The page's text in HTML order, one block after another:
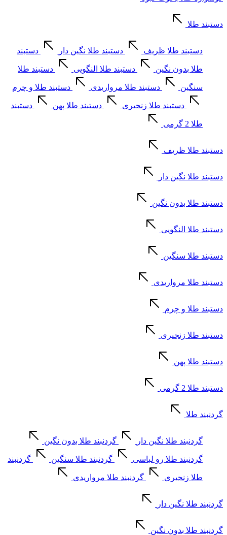
دستبند طلا
دستبند طلا ظریف دستبند طلا نگین دار دستبند
طلا بدون نگین دستبند طلا النگویی دستبند طلا
سنگین دستبند طلا مرواریدی دستبند طلا و چرم
دستبند طلا زنجیری دستبند طلا پهن دستبند
طلا 2 گرمی
دستبند طلا ظریف
دستبند طلا نگین دار
دستبند طلا بدون نگین
دستبند طلا النگویی
دستبند طلا سنگین
دستبند طلا مرواریدی
دستبند طلا و چرم
دستبند طلا زنجیری
دستبند طلا پهن
دستبند طلا 2 گرمی
گردنبند طلا
گردنبند طلا نگین دار گردنبند طلا بدون نگین
گردنبند طلا رو لباسی گردنبند طلا سنگین گردنبند
طلا زنجیری گردنبند طلا مرواریدی
گردنبند طلا نگین دار
گردنبند طلا بدون نگین